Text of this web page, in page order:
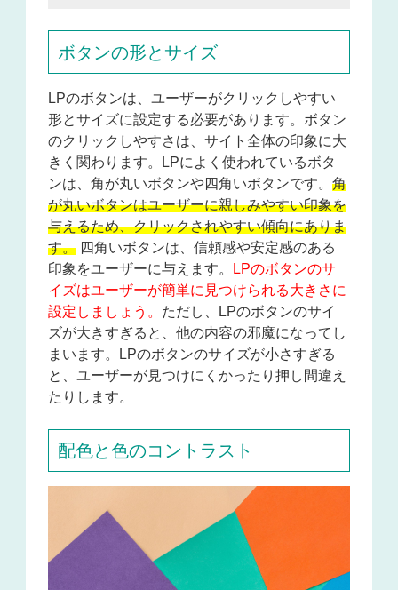
ボタンの形とサイズ
LPのボタンは、ユーザーがクリックしやすい
形とサイズに設定する必要があります。ボタン
のクリックしやすさは、サイト全体の印象に大
きく関わります。LPによく使われているボタ
ンは、角が丸いボタンや四角いボタンです。角
が丸いボタンはユーザーに親しみやすい印象を
与えるため、クリックされやすい傾向にありま
す。 四角いボタンは、信頼感や安定感のある
印象をユーザーに与えます。
LPのボタンのサ
イズはユーザーが簡単に見つけられる大きさに
設定しましょう。 ただし、LPのボタンのサイ
ズが大きすぎると、他の内容の邪魔になってし
まいます。LPのボタンのサイズが小さすぎる
と、ユーザーが見つけにくかったり押し間違え
たりします。
配色と色のコントラスト